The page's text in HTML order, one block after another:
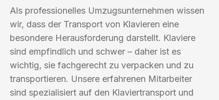
Als professionelles Umzugsunternehmen wissen
wir, dass der Transport von Klavieren eine
besondere Herausforderung darstellt. Klaviere
sind empfindlich und schwer – daher ist es
wichtig, sie fachgerecht zu verpacken und zu
transportieren. Unsere erfahrenen Mitarbeiter
sind spezialisiert auf den Klaviertransport und